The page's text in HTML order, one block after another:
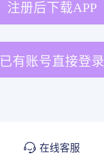
注册后下载APP
已有账号直接登录
在线客服